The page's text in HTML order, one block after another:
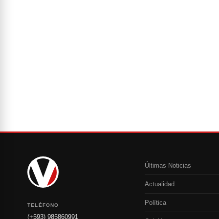
TELÉFONO
(+593) 985860991
Últimas Noticias
Actualidad
Política